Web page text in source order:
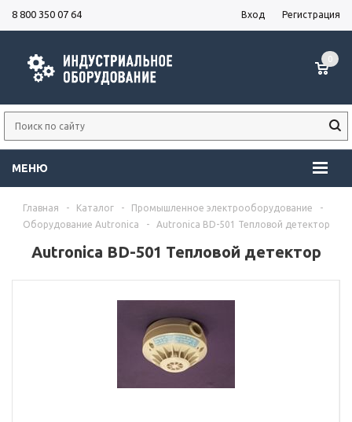
8 800 350 07 64 Вход Регистрация
МЕНЮ
0
Главная - Каталог - Промышленное электрооборудование
-
Оборудование Autronica
- Autronica BD-501 Тепловой детектор
Autronica BD-501 Тепловой детектор